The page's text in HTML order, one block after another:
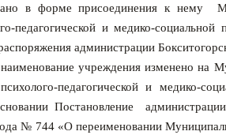
в форме присоединения к нему
педагогической и медико-
администрации
учреждения изменено на
педагогической и медико-
ании Постановление
№ 744 «О переименовании